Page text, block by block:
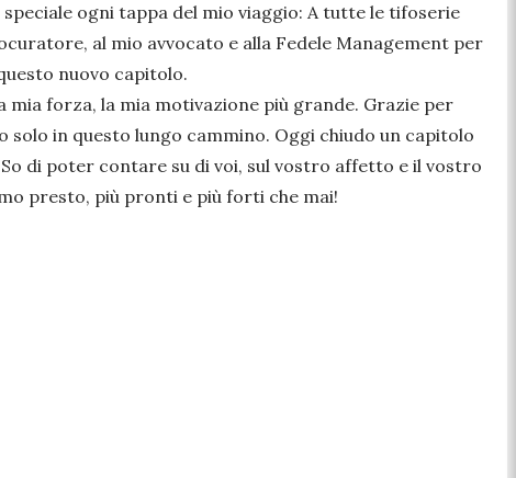
ogni tappa del mio viaggio: A tutte le tifoserie
al mio avvocato e alla Fedele Management per
nuovo capitolo.
forza, la mia motivazione più grande. Grazie per
in questo lungo cammino. Oggi chiudo un capitolo
di poter contare su di voi, sul vostro affetto e il vostro
presto, più pronti e più forti che mai!